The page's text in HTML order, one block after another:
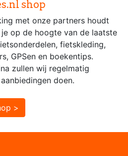
shop
met onze partners houdt
je op de hoogte van de laatste
fietskleding,
GPSen en boekentips.
zullen wij regelmatig
doen.
>